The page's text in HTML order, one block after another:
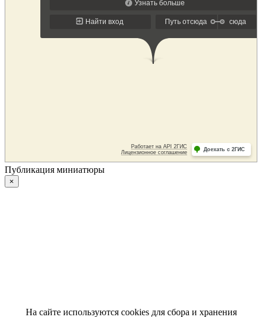
Публикация миниатюры
×
На сайте используются cookies для сбора и хранения